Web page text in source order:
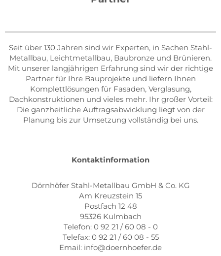
Seit über 130 Jahren sind wir Experten, in Sachen Stahl-
Metallbau, Leichtmetallbau, Baubronze und Brünieren.
Mit unserer langjährigen Erfahrung sind wir der richtige
Partner für Ihre Bauprojekte und liefern Ihnen
Komplettlösungen für Fasaden, Verglasung,
Dachkonstruktionen und vieles mehr. Ihr großer Vorteil:
Die ganzheitliche Auftragsabwicklung liegt von der
Planung bis zur Umsetzung vollständig bei uns.
Kontaktinformation
Dörnhöfer Stahl-Metallbau GmbH & Co. KG
Am Kreuzstein 15
Postfach 12 48
95326 Kulmbach
Telefon: 0 92 21 / 60 08 - 0
Telefax: 0 92 21 / 60 08 - 55
Email: info@doernhoefer.de